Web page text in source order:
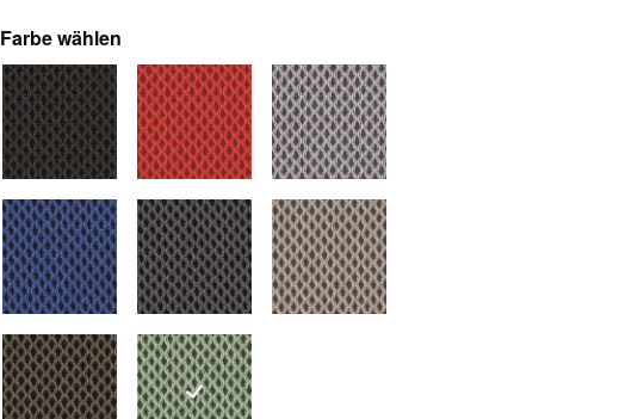
Farbe wählenauswählen
7260 schwarz 7261 rot 7263 silbergrau
7265 blau 7266 anthrazit 7270 grau
7271 braun-grau7272 grau-grün